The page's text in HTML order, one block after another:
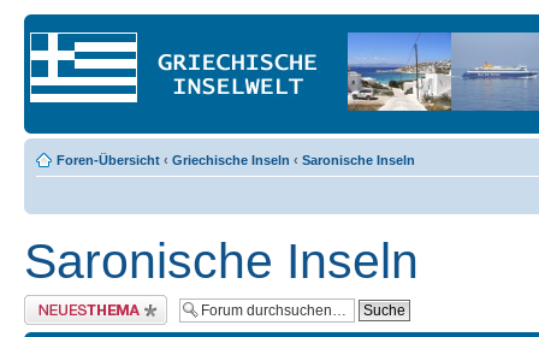
Foren-Übersicht ‹ Griechische Inseln ‹ Saronische Inseln
Saronische Inseln
Neues Thema erstellen